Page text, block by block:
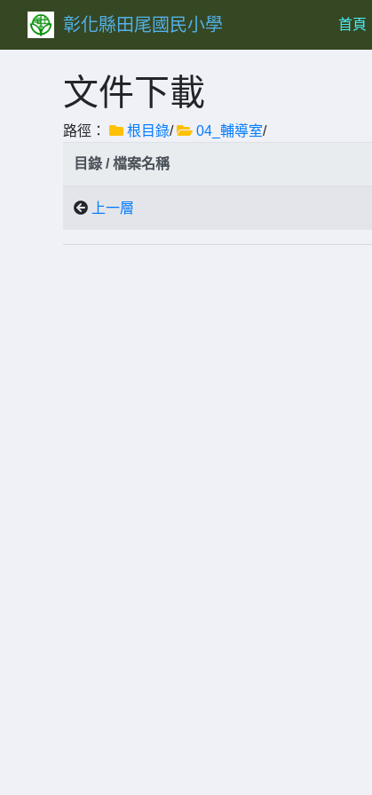
彰化縣田尾國民小學 首頁
文件下載
路徑： 根目錄/ 04_輔導室/
目錄 / 檔案名稱
上一層